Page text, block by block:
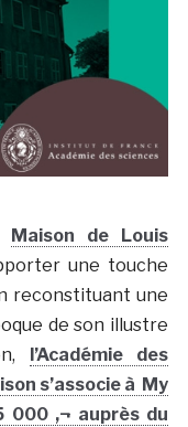
Maison de Louis
une touche
reconstituant une
de son illustre
l’Académie des
s’associe à My
000 ‚¬ auprès du